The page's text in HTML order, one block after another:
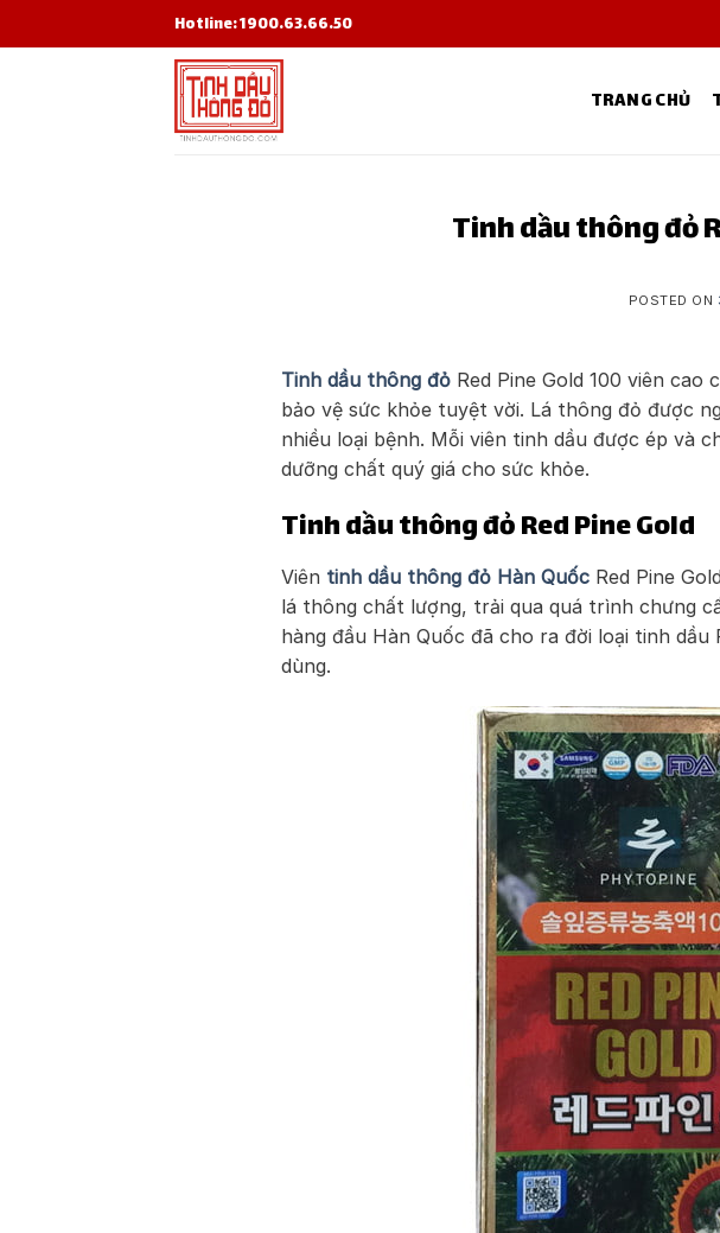
to
Hotline: 1900.63.66.50
TRANG CHỦ
Tinh dầu thông đỏ
POSTED ON
Tinh dầu thông đỏ Red Pine Gold 100 viên
bảo vệ sức khỏe tuyệt vời. Lá thông đỏ được
nhiều loại bệnh. Mỗi viên tinh dầu được ép và
dưỡng chất quý giá cho sức khỏe.
Tinh dầu thông đỏ Red Pine Gold
Viên tinh dầu thông đỏ Hàn Quốc Red Pine
lá thông chất lượng, trải qua quá trình chưng
hàng đầu Hàn Quốc đã cho ra đời loại tinh
dùng.